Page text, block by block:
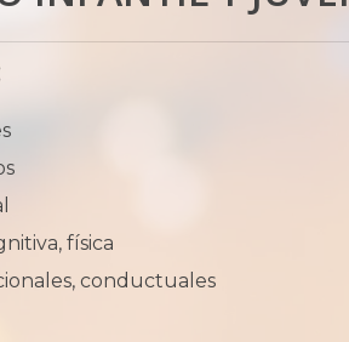
física
conductuales